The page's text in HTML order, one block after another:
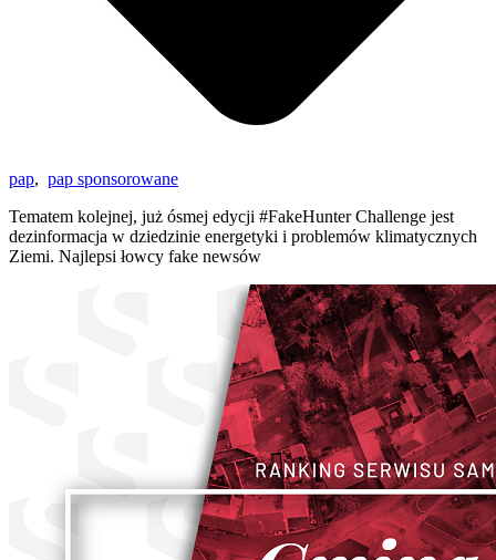
pap, pap sponsorowane
Tematem kolejnej, już ósmej edycji #FakeHunter Challenge jest
dezinformacja w dziedzinie energetyki i problemów klimatycznych
Ziemi. Najlepsi łowcy fake newsów